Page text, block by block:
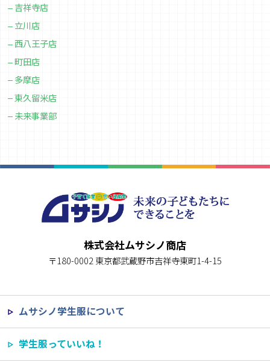
吉祥寺店
立川店
西八王子店
町田店
多摩店
東久留米店
未来事業部
株式会社ムサシノ商店
〒180-0002 東京都武蔵野市吉祥寺東町1-4-15
ムサシノ学生服について
学生服っていいね！